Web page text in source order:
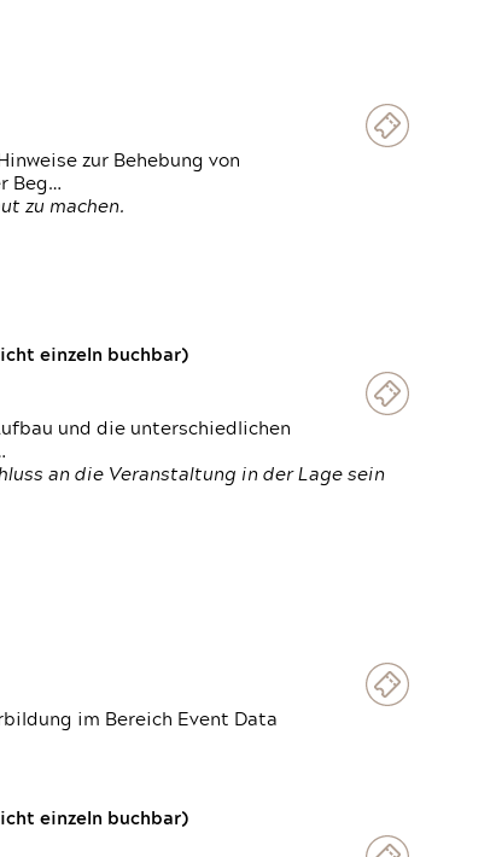
zur Behebung von
Beg…
zu machen.
einzeln buchbar)
und die unterschiedlichen
an die Veranstaltung in der Lage sein
im Bereich Event Data
einzeln buchbar)